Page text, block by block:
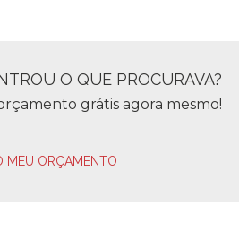
O QUE PROCURAVA?
grátis agora mesmo!
MEU ORÇAMENTO